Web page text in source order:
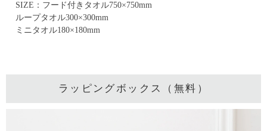
SIZE：フード付きタオル750×750mm
ループタオル300×300mm
ミニタオル180×180mm
ラッピングボックス（無料）